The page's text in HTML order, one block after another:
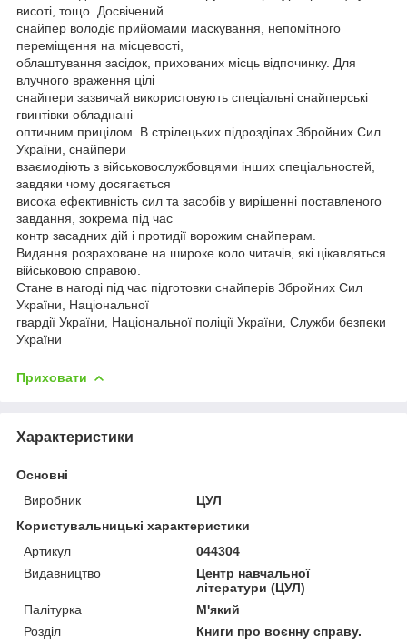
висоті, тощо. Досвічений
снайпер володіє прийомами маскування, непомітного
переміщення на місцевості,
облаштування засідок, прихованих місць відпочинку. Для
влучного враження цілі
снайпери зазвичай використовують спеціальні снайперські
гвинтівки обладнані
оптичним прицілом. В стрілецьких підрозділах Збройних Сил
України, снайпери
взаємодіють з військовослужбовцями інших спеціальностей,
завдяки чому досягається
висока ефективність сил та засобів у вирішенні поставленого
завдання, зокрема під час
контр засадних дій і протидії ворожим снайперам.
Видання розраховане на широке коло читачів, які цікавляться
військовою справою.
Стане в нагоді під час підготовки снайперів Збройних Сил
України, Національної
гвардії України, Національної поліції України, Служби безпеки
України
Приховати
Характеристики
Основні
Виробник
ЦУЛ
Користувальницькі характеристики
Артикул
044304
Видавництво
Центр навчальної
літератури (ЦУЛ)
Палітурка
М'який
Розділ
Книги про воєнну справу.